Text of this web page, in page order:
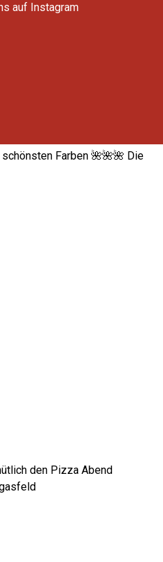
auf Instagram